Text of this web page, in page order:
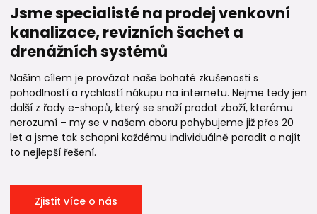
Jsme specialisté na prodej venkovní
kanalizace, revizních šachet a
drenážních systémů
Naším cílem je provázat naše bohaté zkušenosti s
pohodlností a rychlostí nákupu na internetu. Nejme tedy jen
další z řady e-shopů, který se snaží prodat zboží, kterému
nerozumí – my se v našem oboru pohybujeme již přes 20
let a jsme tak schopni každému individuálně poradit a najít
to nejlepší řešení.
Zjistit více o nás